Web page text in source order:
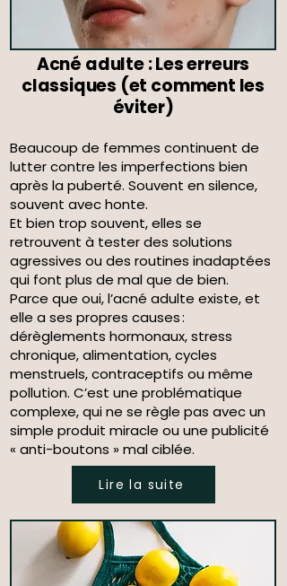
Acné adulte : Les erreurs
classiques (et comment les
éviter)
Beaucoup de femmes continuent de
lutter contre les imperfections bien
après la puberté. Souvent en silence,
souvent avec honte.
Et bien trop souvent, elles se
retrouvent à tester des solutions
agressives ou des routines inadaptées
qui font plus de mal que de bien.
Parce que oui, l’acné adulte existe, et
elle a ses propres causes :
dérèglements hormonaux, stress
chronique, alimentation, cycles
menstruels, contraceptifs ou même
pollution. C’est une problématique
complexe, qui ne se règle pas avec un
simple produit miracle ou une publicité
« anti-boutons » mal ciblée.
Lire la suite